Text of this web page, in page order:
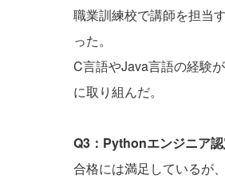
職業訓練校で講師を担当
った。
C言語やJava言語の経験
に取り組んだ。
Q3：Pythonエンジニア
合格には満足しているが